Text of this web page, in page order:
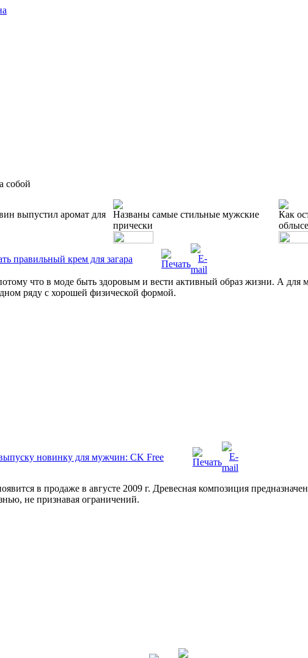
собой
выпустил аромат для
Названы самые стильные мужские
прически
Как
правильный крем для загара
что в моде быть здоровым и вести активный образ жизни. А для
ряду с хорошей физической формой.
новинку для мужчин: CK Free
в продаже в августе 2009 г. Древесная композиция
не признавая ограничений.